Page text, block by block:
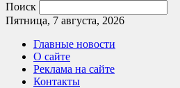
Поиск
Пятница, 7 августа, 2026
Главные новости
О сайте
Реклама на сайте
Контакты